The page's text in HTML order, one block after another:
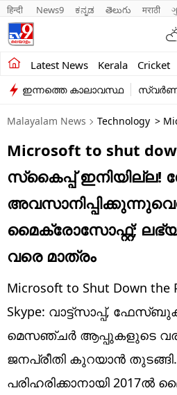
हिन्दी News9 ಕನ್ನಡ తెలుగు मराठी
Latest News Kerala Cricket
Kerala
India
Entertainment
Business
Education
Lifestyle
world
Technology
Religion
Web Story
ഇന്നത്തെ കാലാവസ്ഥ
Malayalam News Technology >
Microsoft to shut
സ്‌കൈപ്പ് ഇനിയില്ല!
മൈക്രോസോഫ്റ്റ്;
വരെ മാത്രം
Microsoft to Shut Down the
Skype: വാട്ട്സാപ്പ്,
മെസഞ്ചർ ആപ്പുകളുടെ
ജനപ്രീതി കുറയാൻ
പരിഹരിക്കാനായി 2017ൽ